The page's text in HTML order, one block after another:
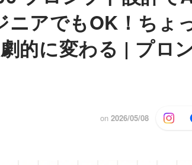
ニアでもOK！ちょ
的に変わる | プロ
on 2026/05/08